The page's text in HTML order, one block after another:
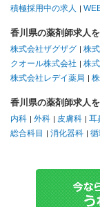
積極採用中の求人
香川県の薬剤師求人
株式会社ザグザグ 株
クオール株式会社
株
株式会社レデイ薬局
香川県の薬剤師求人
内科 外科 皮膚科 耳
総合科目
消化器科